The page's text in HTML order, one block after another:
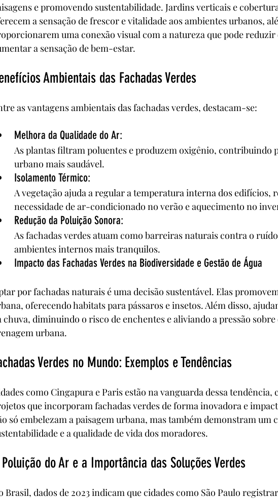
e promovendo sustentabilidade. Jardins verticais e
a sensação de frescor e vitalidade aos ambientes urbanos,
uma conexão visual com a natureza que pode reduzir
a sensação de bem-estar.
Ambientais das Fachadas Verdes
as vantagens ambientais das fachadas verdes, destacam-se:
Melhora da Qualidade do Ar:
As plantas filtram poluentes e produzem oxigênio, contribuindo
urbano mais saudável.
Isolamento Térmico:
A vegetação ajuda a regular a temperatura interna dos edifícios,
necessidade de ar-condicionado no verão e aquecimento no
Redução da Poluição Sonora:
As fachadas verdes atuam como barreiras naturais contra o
ambientes internos mais tranquilos.
Impacto das Fachadas Verdes na Biodiversidade e Gestão de Água
por fachadas naturais é uma decisão sustentável. Elas
oferecendo habitats para pássaros e insetos. Além disso,
chuva, diminuindo o risco de enchentes e aliviando a pressão sobre
urbana.
Verdes no Mundo: Exemplos e Tendências
como Cingapura e Paris estão na vanguarda dessa
que incorporam fachadas verdes de forma inovadora e
só embelezam a paisagem urbana, mas também demonstram um
e a qualidade de vida dos moradores.
do Ar e a Importância das Soluções Verdes
Brasil, dados de 2023 indicam que cidades como São Paulo